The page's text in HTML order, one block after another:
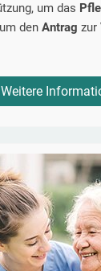
um das
den Antrag zur
Weitere